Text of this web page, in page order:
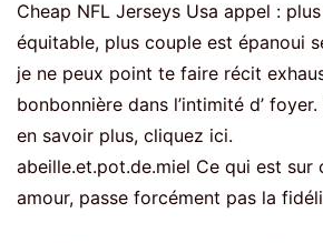
Cheap NFL Jerseys Usa appel :
équitable, plus couple est épanoui
je ne peux point te faire récit
bonbonnière dans l’intimité d’ foyer.
en savoir plus, cliquez ici.
abeille.et.pot.de.miel Ce qui est sur
amour, passe forcément pas la